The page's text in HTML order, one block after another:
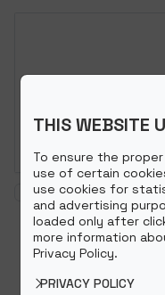
Elfogadom az
THIS WEBSITE
To ensure the
use of certain
use cookies for
and advertising
loaded only after
more information
Privacy Policy.
PRIVACY POLICY